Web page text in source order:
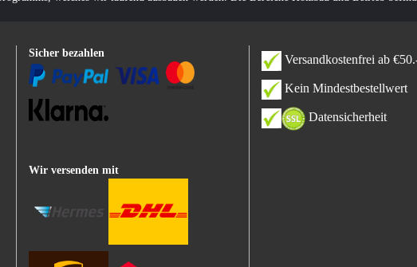
Sicher bezahlen
Wir versenden mit
Versandkostenfrei ab
Kein Mindestbestellwert
Datensicherheit